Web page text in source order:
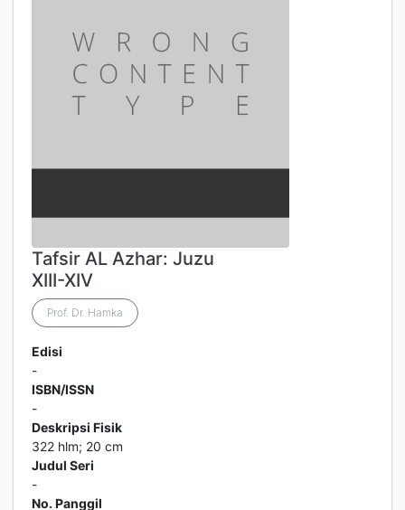
Tafsir AL Azhar: Juzu
XIII-XIV
Prof. Dr. Hamka
Edisi
-
ISBN/ISSN
-
Deskripsi Fisik
322 hlm; 20 cm
Judul Seri
-
No. Panggil